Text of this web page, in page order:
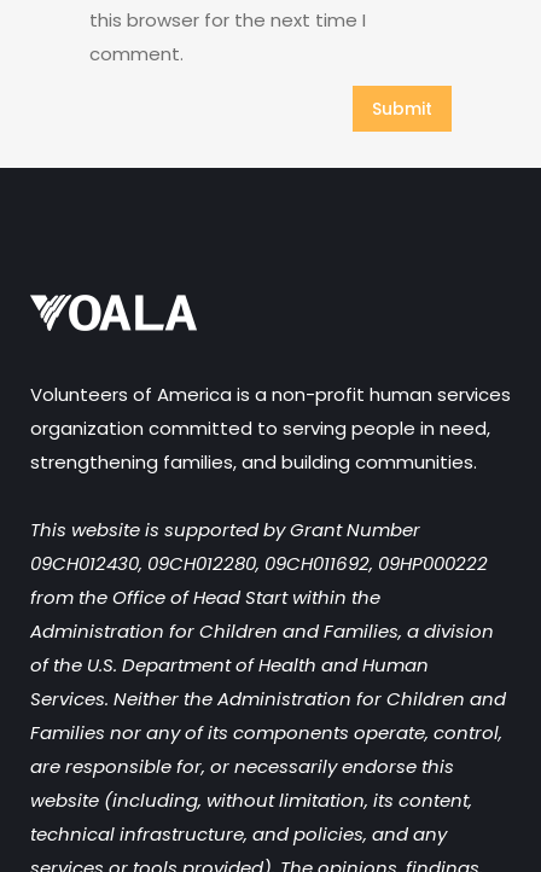
this browser for the next time I
comment.
Volunteers of America is a non-profit human services
organization committed to serving people in need,
strengthening families, and building communities.
This website is supported by Grant Number
09CH012430, 09CH012280, 09CH011692, 09HP000222
from the Office of Head Start within the
Administration for Children and Families, a division
of the U.S. Department of Health and Human
Services. Neither the Administration for Children and
Families nor any of its components operate, control,
are responsible for, or necessarily endorse this
website (including, without limitation, its content,
technical infrastructure, and policies, and any